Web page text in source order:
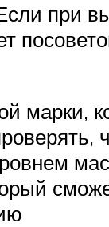
при
марки,